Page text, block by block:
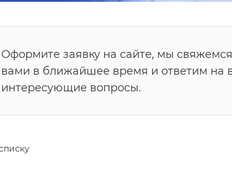
Оформите заявку на сайте, мы
вами в ближайшее время и ответим на
интересующие вопросы.